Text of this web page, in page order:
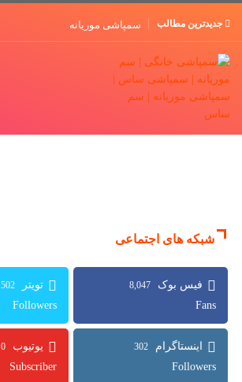
جدیدترین مطالب سمپاشی موریانه
شبکه های اجتماعی
8,047
Fans
502
Followers
302
Followers
0
Subscriber